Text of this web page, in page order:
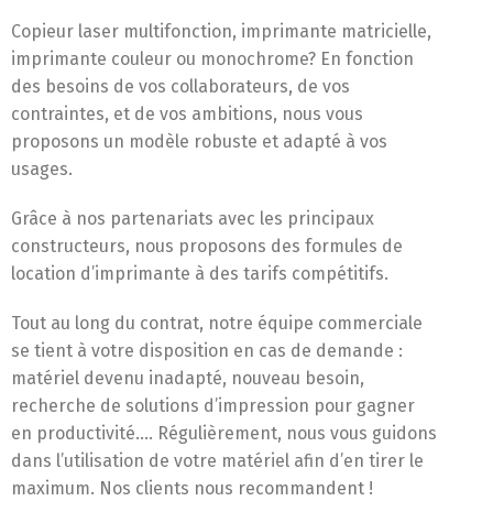
Copieur laser multifonction, imprimante matricielle,
imprimante couleur ou monochrome? En fonction
des besoins de vos collaborateurs, de vos
contraintes, et de vos ambitions, nous vous
proposons un modèle robuste et adapté à vos
usages.
Grâce à nos partenariats avec les principaux
constructeurs, nous proposons des formules de
location d’imprimante à des tarifs compétitifs.
Tout au long du contrat, notre équipe commerciale
se tient à votre disposition en cas de demande :
matériel devenu inadapté, nouveau besoin,
recherche de solutions d’impression pour gagner
en productivité…. Régulièrement, nous vous guidons
dans l’utilisation de votre matériel afin d’en tirer le
maximum. Nos clients nous recommandent !